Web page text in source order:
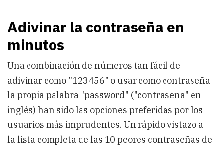
Adivinar la contraseña en
minutos
Una combinación de números tan fácil de
adivinar como "123456" o usar como contraseña
la propia palabra "password" ("contraseña" en
inglés) han sido las opciones preferidas por los
usuarios más imprudentes. Un rápido vistazo a
la lista completa de las 10 peores contraseñas de